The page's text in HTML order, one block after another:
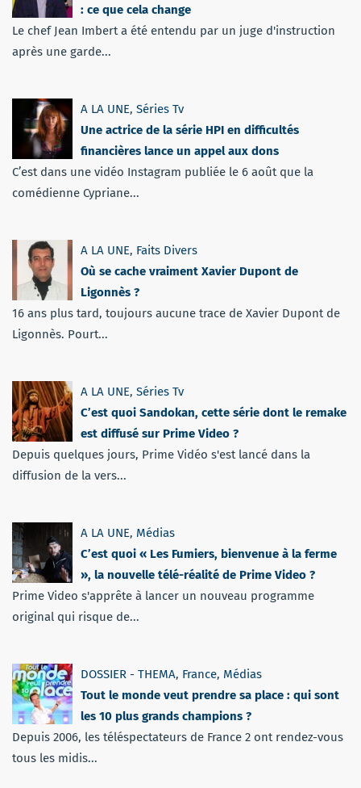
: ce que cela change
Le chef Jean Imbert a été entendu par un juge d'instruction
après une garde...
A LA UNE, Séries Tv
Une actrice de la série HPI en difficultés
financières lance un appel aux dons
C’est dans une vidéo Instagram publiée le 6 août que la
comédienne Cypriane...
A LA UNE, Faits Divers
Où se cache vraiment Xavier Dupont de
Ligonnès ?
16 ans plus tard, toujours aucune trace de Xavier Dupont de
Ligonnès. Pourt...
A LA UNE, Séries Tv
C’est quoi Sandokan, cette série dont le remake
est diffusé sur Prime Video ?
Depuis quelques jours, Prime Vidéo s'est lancé dans la
diffusion de la vers...
A LA UNE, Médias
C’est quoi « Les Fumiers, bienvenue à la ferme
», la nouvelle télé-réalité de Prime Video ?
Prime Video s'apprête à lancer un nouveau programme
original qui risque de...
DOSSIER - THEMA, France, Médias
Tout le monde veut prendre sa place : qui sont
les 10 plus grands champions ?
Depuis 2006, les téléspectateurs de France 2 ont rendez-vous
tous les midis...